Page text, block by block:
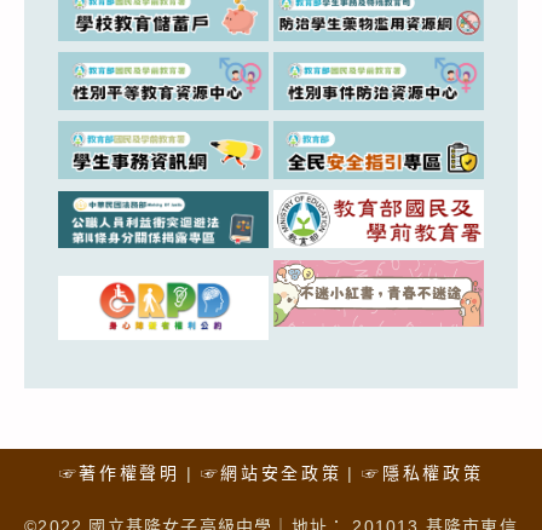
☞著作權聲明 ☞網站安全政策 ☞隱私權政策
©2022 國立基隆女子高級中學｜地址： 201013 基隆市東信